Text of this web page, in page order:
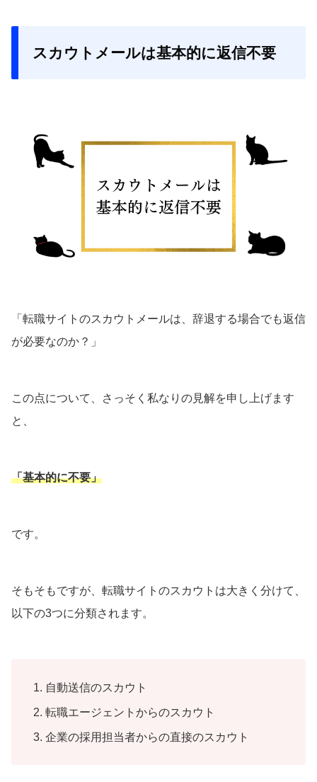
スカウトメールは基本的に返信不要
「転職サイトのスカウトメールは、辞退する場合でも返信
が必要なのか？」
この点について、さっそく私なりの見解を申し上げます
と、
「基本的に不要」
です。
そもそもですが、転職サイトのスカウトは大きく分けて、
以下の3つに分類されます。
自動送信のスカウト
転職エージェントからのスカウト
企業の採用担当者からの直接のスカウト